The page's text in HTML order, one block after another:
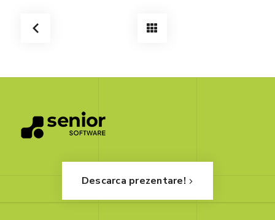
Descarca prezentare!